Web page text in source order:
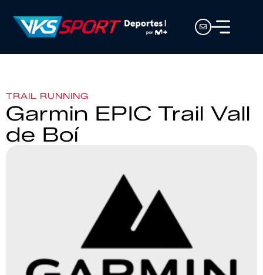
TRAIL RUNNING
Garmin EPIC Trail Vall
de Boí